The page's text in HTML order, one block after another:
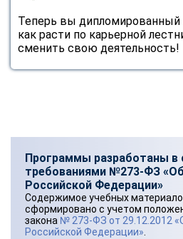
Теперь вы
как расти по карьерной
сменить свою деятельность!
Программы разработаны в
требованиями №273-ФЗ
Российской Федерации»
Содержимое учебных
сформировано с учетом
закона № 273-ФЗ от 29.12.2012
Российской Федерации»